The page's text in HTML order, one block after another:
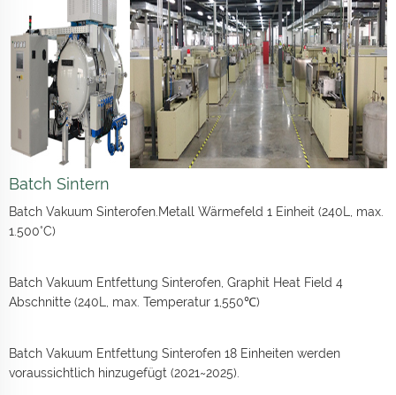
Batch Sintern
Batch Vakuum Sinterofen.Metall Wärmefeld 1 Einheit (240L, max.
1.500°C)
Batch Vakuum Entfettung Sinterofen, Graphit Heat Field 4
Abschnitte (240L, max. Temperatur 1,550℃)
Batch Vakuum Entfettung Sinterofen 18 Einheiten werden
voraussichtlich hinzugefügt (2021~2025).